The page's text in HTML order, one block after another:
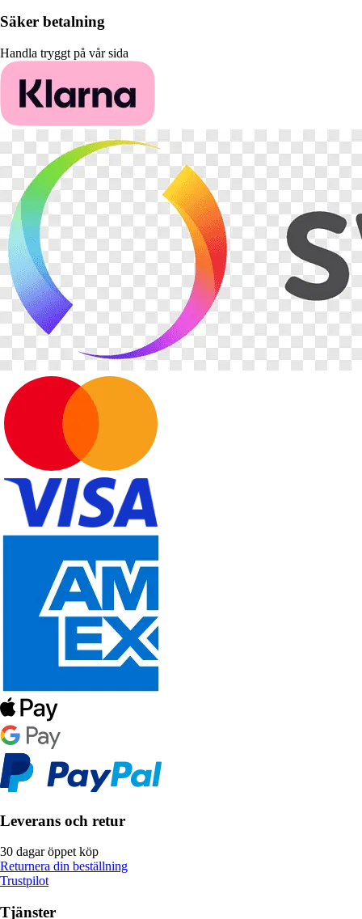
Säker betalning
Handla tryggt på vår sida
Leverans och retur
30 dagar öppet köp
Returnera din beställning
Trustpilot
Tjänster